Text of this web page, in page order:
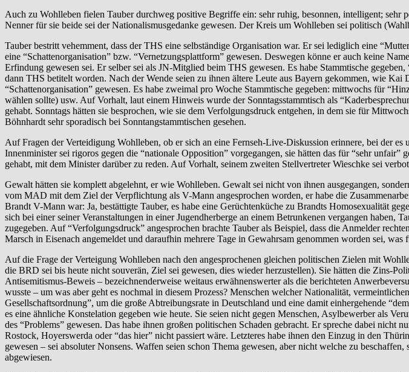
Auch zu Wohlleben fielen Tauber durchweg positive Begriffe ein: sehr ruhig, besonnen, intelligent;
Nenner für sie beide sei der Nationalismusgedanke gewesen. Der Kreis um Wohlleben sei politisch
Tauber bestritt vehemment, dass der THS eine selbständige Organisation war. Er sei lediglich eine
eine “Schattenorganisation” bzw. “Vernetzungsplattform” gewesen. Deswegen könne er auch keine
Erfindung gewesen sei. Er selber sei als JN-Mitglied beim THS gewesen. Es habe Stammtische
dann THS betitelt worden. Nach der Wende seien zu ihnen ältere Leute aus Bayern gekommen, wie
“Schattenorganisation” gewesen. Es habe zweimal pro Woche Stammtische gegeben: mittwochs für
wählen sollte) usw. Auf Vorhalt, laut einem Hinweis wurde der Sonntagsstammtisch als
gehabt. Sonntags hätten sie besprochen, wie sie dem Verfolgungsdruck entgehen, in dem sie für
Böhnhardt sehr sporadisch bei Sonntangstammtischen gesehen.
Auf Fragen der Verteidigung Wohlleben, ob er sich an eine Fernseh-Live-Diskussion erinnere, bei der
Innenminister sei rigoros gegen die “nationale Opposition” vorgegangen, sie hätten das für “sehr
gehabt, mit dem Minister darüber zu reden. Auf Vorhalt, seinem zweiten Stellvertreter Wieschke sei
Gewalt hätten sie komplett abgelehnt, er wie Wohlleben. Gewalt sei nicht von ihnen ausgegangen,
vom MAD mit dem Ziel der Verpflichtung als V-Mann angesprochen worden, er habe die
Brandt V-Mann war: Ja, bestättigte Tauber, es habe eine Gerüchtenküche zu Brandts Homosexualität
sich bei einer seiner Veranstaltungen in einer Jugendherberge an einem Betrunkenen vergangen haben,
zugegeben. Auf “Verfolgungsdruck” angesprochen brachte Tauber als Beispiel, dass die Anmelder
Marsch in Eisenach angemeldet und daraufhin mehrere Tage in Gewahrsam genommen worden sei,
Auf die Frage der Verteigung Wohlleben nach den angesprochenen gleichen politischen Zielen mit
die BRD sei bis heute nicht souverän, Ziel sei gewesen, dies wieder herzustellen). Sie hätten die Zins-
Antisemitismus-Beweis – bezeichnenderweise weitaus erwähnenswerter als die berichteten
wusste – um was aber geht es nochmal in diesem Prozess? Menschen welcher Nationalität,
Gesellschaftsordnung”, um die große Abtreibungsrate in Deutschland und eine damit einhergehende
es eine ähnliche Konstelation gegeben wie heute. Sie seien nicht gegen Menschen, Asylbewerber als
des “Problems” gewesen. Das habe ihnen großen politischen Schaden gebracht. Er spreche dabei
Rostock, Hoyerswerda oder “das hier” nicht passiert wäre. Letzteres habe ihnen den Einzug in den
gewesen – sei absoluter Nonsens. Waffen seien schon Thema gewesen, aber nicht welche zu
abgewiesen.